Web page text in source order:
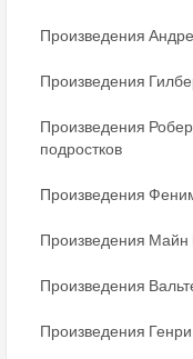
Произведения
Произведения
Произведения
подростков
Произведения
Произведения Майн
Произведения
Произведения